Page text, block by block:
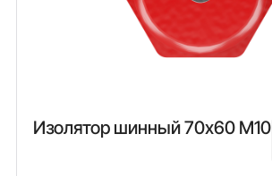
Изолятор шинный 70х60 М10